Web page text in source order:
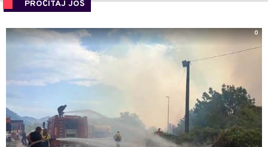
PROČITAJ JOŠ
0